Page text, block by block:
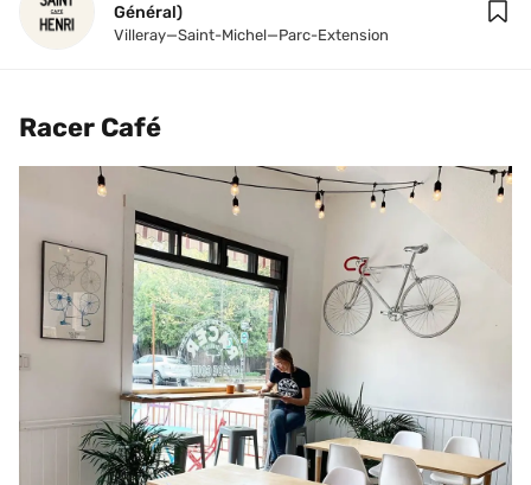
Général)
Villeray—Saint-Michel—Parc-Extension
Racer Café